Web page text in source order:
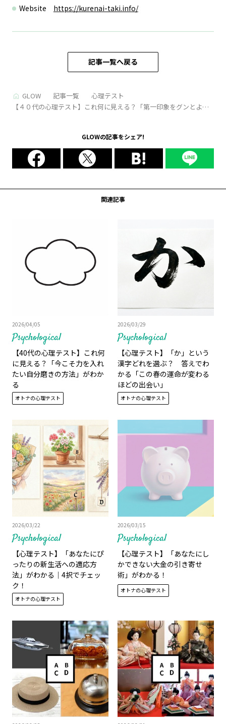
Website https://kurenai-taki.info/
記事一覧へ戻る
GLOW 記事一覧
心理テスト
【４０代の心理テスト】これ何に見える？「第一印象をグンとよく
GLOWの記事をシェア!
関連記事
Psychological
2026/04/05
【40代の心理テスト】これ何
に見える？「今こそ力を入れ
たい自分磨きの方法」がわか
る
オトナの心理テスト
Psychological
2026/03/29
【心理テスト】「か」という
漢字どれを選ぶ？ 答えでわ
かる「この春の運命が変わる
ほどの出会い」
オトナの心理テスト
Psychological
2026/03/22
【心理テスト】「あなたにぴ
ったりの新生活への適応方
法」がわかる｜4択でチェッ
ク！
オトナの心理テスト
Psychological
2026/03/15
【心理テスト】「あなたにし
かできない大金の引き寄せ
術」がわかる！
オトナの心理テスト